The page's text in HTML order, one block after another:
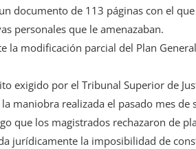
documento de 113 páginas con el
personales que le amenazaban.
modificación parcial del Plan
exigido por el Tribunal Superior de
maniobra realizada el pasado mes
que los magistrados rechazaron de
jurídicamente la imposibilidad de